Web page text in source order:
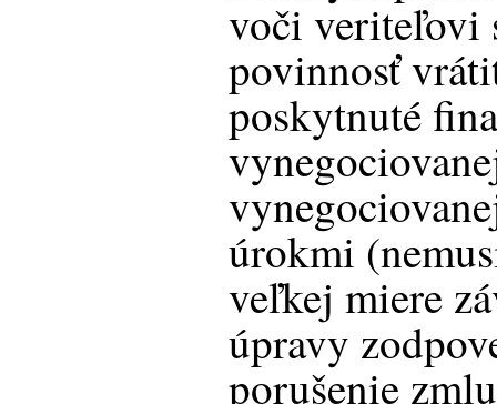
voči veriteľovi
povinnosť
poskytnuté
úrokmi
veľkej miere
úpravy
porušenie